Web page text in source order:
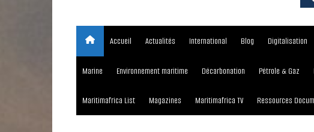
Accueil Actualités International Blog Digitalisation
Marine Environnement maritime Décarbonation Pétrole & Gaz
Maritimafrica List Magazines Maritimafrica TV Ressources